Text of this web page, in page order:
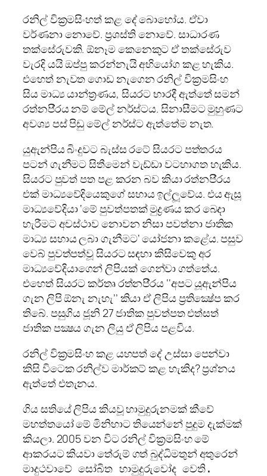
රනිල් වික‍්‍රමසිංහත් කළ දේ බොහෝය. ඒවා
වර්ණනා නොවේ. ප‍්‍රශස්ති නොවේ. සාධාරණ
තක්සේරුවකි. ඕනෑම කෙනෙකුට ඒ තක්සේරුව
වැරදි යයි ඔප්පු කරන්නැයි අභියෝග කළ හැකිය.
එහෙත් නැවත ගොඩ නැගෙන රනිල් වික‍්‍රමසිංහ
සිය මාධ්‍ය යාන්ත‍්‍රණය, සියරට භාරදී ඇත්තේ සමන්
රත්නපි‍්‍රය නම් මේල් නර්ස්ටය. සිනාසීමට මුහුණට
අවශ්‍ය පස් පිඩු මේල් නර්ස්ට ඇත්තේම නැත.
යුඇන්පිය බිංදුවට බැස්ස රටේ සියරට පත්තරය
පටන් ගැනීමට සිතීමෙන් වැඩ්ඩා වටහාගත හැකිය.
සියරට පුවත් පත පළ කරන බව කියා රත්නපි‍්‍රය
එක් මාධ්‍යවේදියෙකුගේ සහාය ඉල්ලූවේය. එය ඇසූ
මාධ්‍යවේදියා ‘මේ පුවත්පතක් මුද්‍රණය කර බෙදා
හැරීමට අවස්ථාව නොවන නිසා පවත්නා ජාතික
මාධ්‍ය සහාය ලබා ගැනීමට‘ යෝජනා කළේය. පසුව
වෙබ් පුවත්පත්වූ සියරට සඳහා කිසිවෙකු අර
මාධ්‍යවේදියාගෙන් ලිපියක් ගෙන්වා ගත්තේය.
එහෙත් සියරට කර්තෘ රත්නපි‍්‍රය ‘‘අපට යූඇන්පිය
ගැන ලිපි ඕනැ නැහැ’’ කියා ඒ ලිපිය ප‍්‍රතික්‍ෂේප කර
තිබේ. පසුගිය ජූනි 27 ජාතික පුවත්පත එත්සත්
ජාතික පක්‍ෂය ගැන ලියු ඒ ලිපිය පළවිය.
රනිල් වික‍්‍රමසිංහ කළ යහපත් දේ උස්සා පෙන්වා
කිසි විටෙක රනිල්ව මාර්කට් කළ හැකිද? ප‍්‍රශ්නය
ඇත්තේ එතැනය.
ගිය සතියේ ලිපිය කියවූ හාමුදුරුනමක් කීවේ
මහත්තයෝ මේ මිනිහාට තියෙන්නේ පුදුම දැක්මක්
කියලා. 2005 වන විට රනිල් වික‍්‍රමසිංහ මේ
ආකරයට කියවා තේරුම් ගත් බුද්ධිමතුන් අතුරෙන්
මාදුථවාවේ සෝබිත හාමුදුරුවෝද වෙති.